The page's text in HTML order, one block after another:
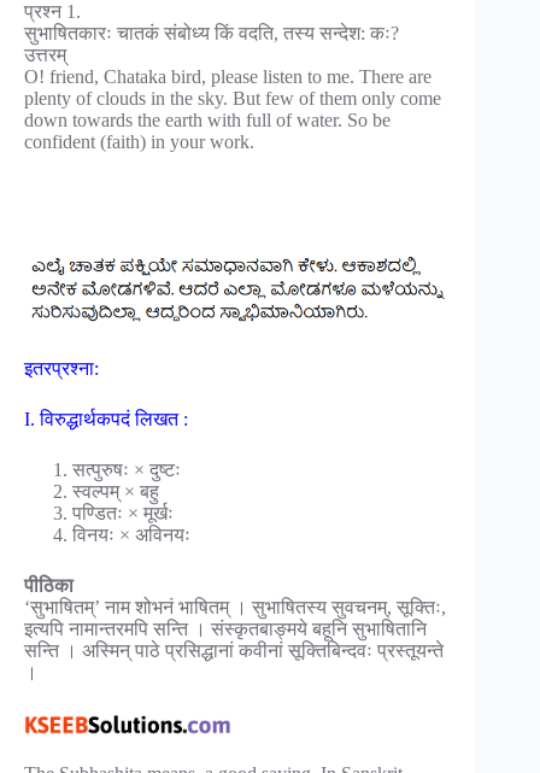
प्रश्न 1.
सुभाषितकारः चातकं संबोध्य किं वदति, तस्य सन्देश: कः?
उत्तरम्
O! friend, Chataka bird, please listen to me. There are
plenty of clouds in the sky. But few of them only come
down towards the earth with full of water. So be
confident (faith) in your work.
इतरप्रश्ना:
I. विरुद्धार्थकपदं लिखत :
सत्पुरुषः × दुष्टः
स्वल्पम् × बहु
पण्डितः × मूर्खः
विनयः × अविनयः
पीठिका
‘सुभाषितम्’ नाम शोभनं भाषितम् । सुभाषितस्य सुवचनम्, सूक्तिः,
इत्यपि नामान्तरमपि सन्ति । संस्कृतबाङ्मये बहूनि सुभाषितानि
सन्ति । अस्मिन् पाठे प्रसिद्धानां कवीनां सूक्तिबिन्दवः प्रस्तूयन्ते
।